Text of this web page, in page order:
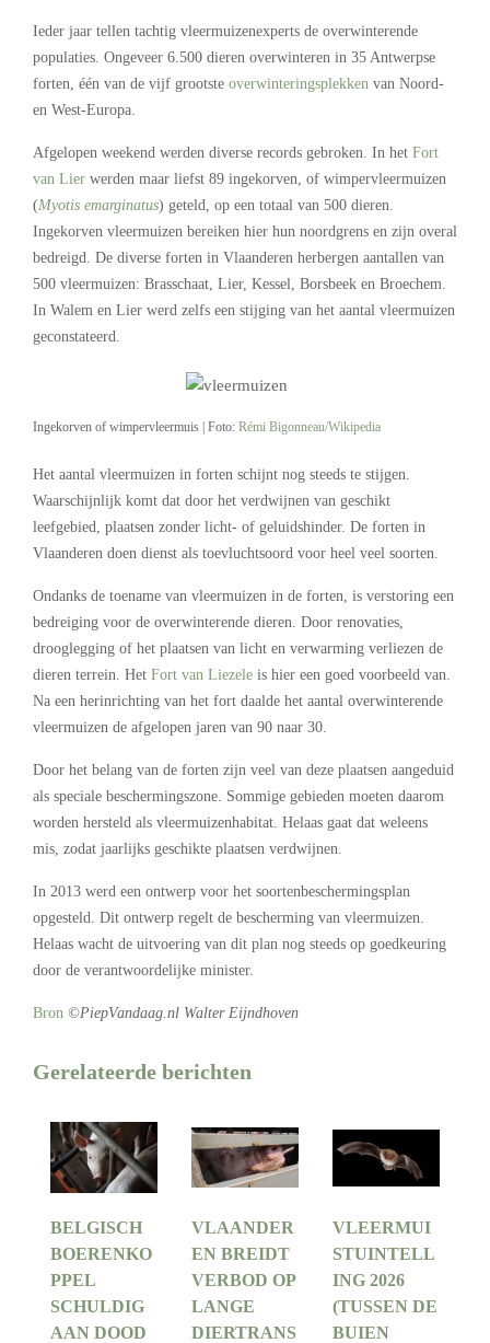
Ieder jaar tellen tachtig vleermuizenexperts de overwinterende
populaties. Ongeveer 6.500 dieren overwinteren in 35 Antwerpse
forten, één van de vijf grootste overwinteringsplekken van Noord-
en West-Europa.
Afgelopen weekend werden diverse records gebroken. In het Fort
van Lier werden maar liefst 89 ingekorven, of wimpervleermuizen
(Myotis emarginatus) geteld, op een totaal van 500 dieren.
Ingekorven vleermuizen bereiken hier hun noordgrens en zijn overal
bedreigd. De diverse forten in Vlaanderen herbergen aantallen van
500 vleermuizen: Brasschaat, Lier, Kessel, Borsbeek en Broechem.
In Walem en Lier werd zelfs een stijging van het aantal vleermuizen
geconstateerd.
Ingekorven of wimpervleermuis | Foto: Rémi Bigonneau/Wikipedia
Het aantal vleermuizen in forten schijnt nog steeds te stijgen.
Waarschijnlijk komt dat door het verdwijnen van geschikt
leefgebied, plaatsen zonder licht- of geluidshinder. De forten in
Vlaanderen doen dienst als toevluchtsoord voor heel veel soorten.
Ondanks de toename van vleermuizen in de forten, is verstoring een
bedreiging voor de overwinterende dieren. Door renovaties,
drooglegging of het plaatsen van licht en verwarming verliezen de
dieren terrein. Het Fort van Liezele is hier een goed voorbeeld van.
Na een herinrichting van het fort daalde het aantal overwinterende
vleermuizen de afgelopen jaren van 90 naar 30.
Door het belang van de forten zijn veel van deze plaatsen aangeduid
als speciale beschermingszone. Sommige gebieden moeten daarom
worden hersteld als vleermuizenhabitat. Helaas gaat dat weleens
mis, zodat jaarlijks geschikte plaatsen verdwijnen.
In 2013 werd een ontwerp voor het soortenbeschermingsplan
opgesteld. Dit ontwerp regelt de bescherming van vleermuizen.
Helaas wacht de uitvoering van dit plan nog steeds op goedkeuring
door de verantwoordelijke minister.
Bron ©PiepVandaag.nl Walter Eijndhoven
Gerelateerde berichten
BELGISCH
BOERENKO
PPEL
SCHULDIG
AAN DOOD
VLAANDER
EN BREIDT
VERBOD OP
LANGE
DIERTRANS
VLEERMUI
STUINTELL
ING 2026
(TUSSEN DE
BUIEN